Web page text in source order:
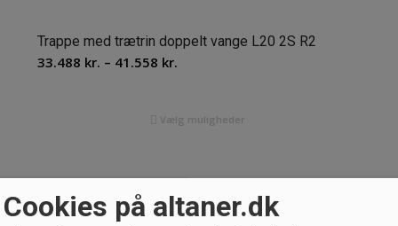
Trappe med trætrin doppelt vange L20 2S R2
33.488 kr. – 41.558 kr.
41.558 kr.
Vælg muligheder
Cookies på altaner.dk